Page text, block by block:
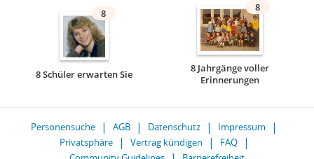
8
8 Schüler erwarten Sie
8
8 Jahrgänge voller
Erinnerungen
Personensuche AGB Datenschutz
Impressum
Privatsphäre
Vertrag kündigen
FAQ